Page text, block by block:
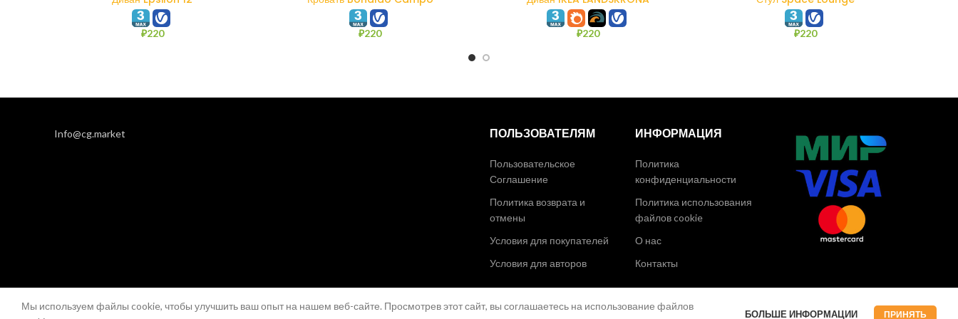
₽220 ₽220 ₽220 ₽220
Info@cg.market ПОЛЬЗОВАТЕЛЯМ
Пользовательское
Соглашение
Политика возврата и
отмены
Условия для покупателей
Условия для авторов
ИНФОРМАЦИЯ
Политика
конфиденциальности
Политика использования
файлов cookie
О нас
Контакты
Мы используем файлы cookie, чтобы улучшить ваш опыт на нашем веб-сайте. Просмотрев этот сайт, вы соглашаетесь на использование файлов
БОЛЬШЕ ИНФОРМАЦИИ ПРИНЯТЬ